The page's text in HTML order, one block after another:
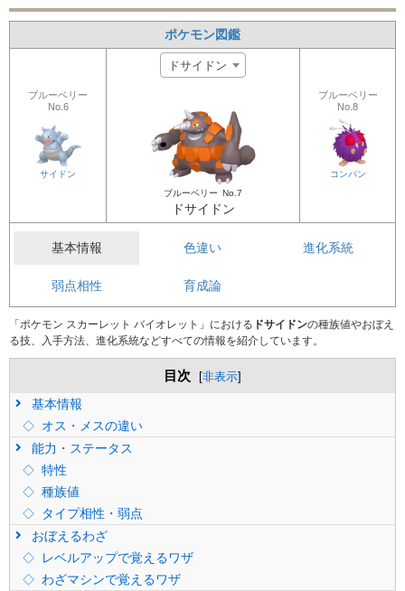
ポケモン図鑑
ブルーベリー
No.6
サイドン
ドサイドン
ブルーベリー No.7
ドサイドン
ブルーベリー
No.8
コンパン
基本情報 色違い 進化系統
弱点相性 育成論
「ポケモン スカーレット バイオレット」における ドサイドンの種族値やおぼえ
る技、入手方法、進化系統などすべての情報を紹介しています。
目次 [非表示]
基本情報
オス・メスの違い
能力・ステータス
特性
種族値
タイプ相性・弱点
おぼえるわざ
レベルアップで覚えるワザ
わざマシンで覚えるワザ